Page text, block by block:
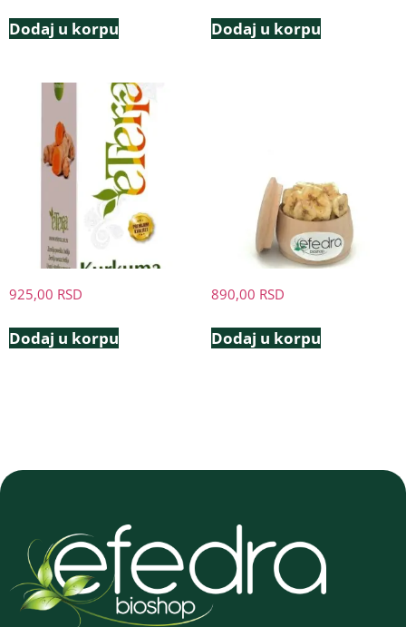
Dodaj u korpu Dodaj u korpu
925,00 RSD
Dodaj u korpu
890,00 RSD
Dodaj u korpu